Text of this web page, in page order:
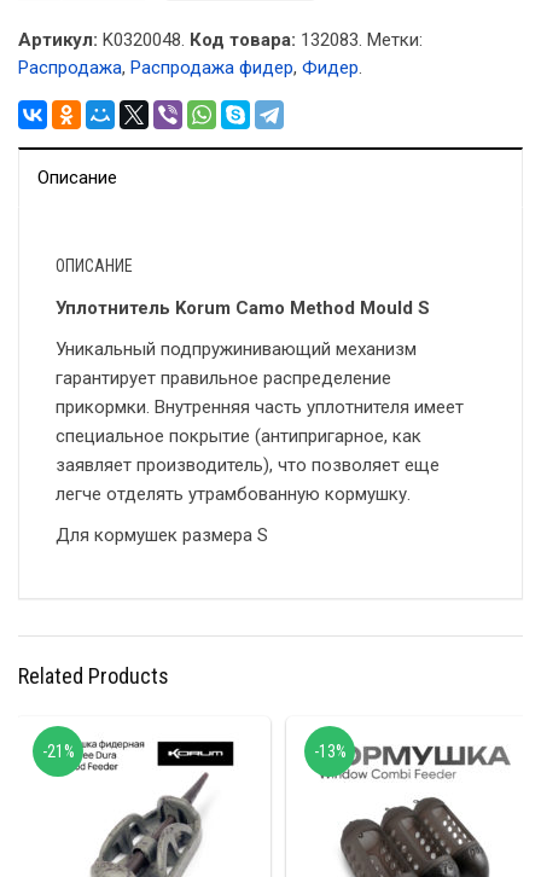
Артикул: K0320048. Код товара: 132083. Метки:
Распродажа, Распродажа фидер, Фидер.
Описание
ОПИСАНИЕ
Уплотнитель Korum Camo Method Mould S
Уникальный подпружинивающий механизм
гарантирует правильное распределение
прикормки. Внутренняя часть уплотнителя имеет
специальное покрытие (антипригарное, как
заявляет производитель), что позволяет еще
легче отделять утрамбованную кормушку.
Для кормушек размера S
Related Products
-21% -13%